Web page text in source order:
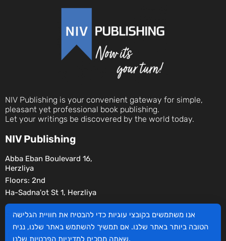
NIV Publishing is your convenient gateway for simple,
pleasant yet professional book publishing.
Let your writings be discovered by the world today.
NIV Publishing
Abba Eban Boulevard 16,
Herzliya
Floors: 2nd
Ha-Sadna'ot St 1, Herzliya
Social
אנו משתמשים בקובצי עוגיות כדי להבטיח את חוויית הגלישה
הטובה ביותר באתר שלנו. אם תמשיך להשתמש באתר שלנו, נניח
שאתה מסכים למדיניות הפרטיות שלנו.